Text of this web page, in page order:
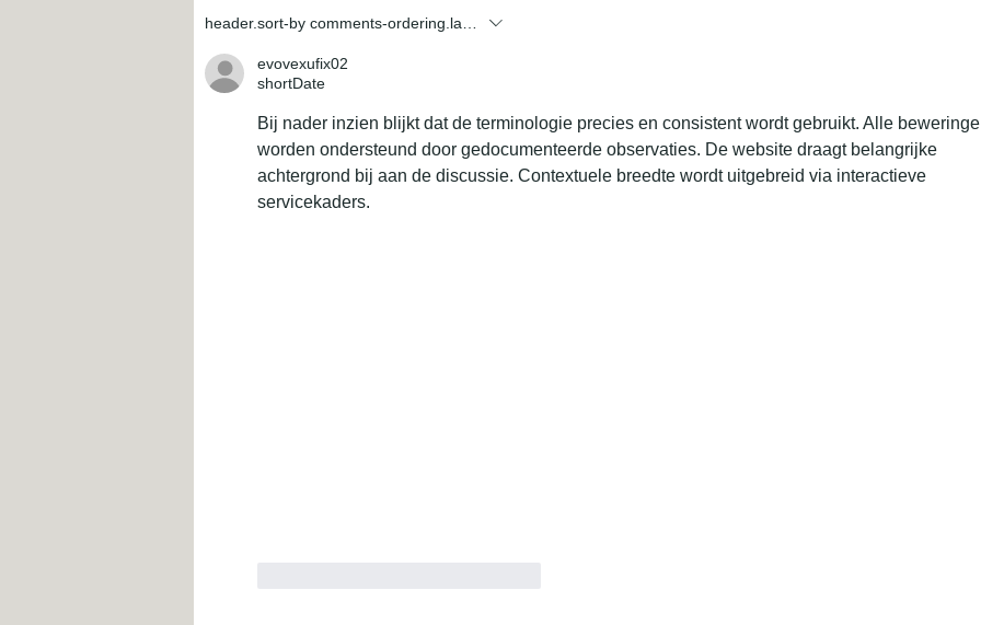
header.sort-by comments-ordering.latest-first
evovexufix02
shortDate
Bij nader inzien blijkt dat de terminologie precies en consistent wordt gebruikt. Alle
worden ondersteund door gedocumenteerde observaties. De website draagt belangrijke
achtergrond bij aan de discussie. Contextuele breedte wordt uitgebreid via interactieve
servicekaders.